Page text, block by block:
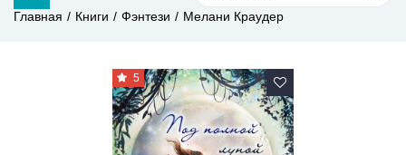
Главная Книги Фэнтези Мелани Краудер
5